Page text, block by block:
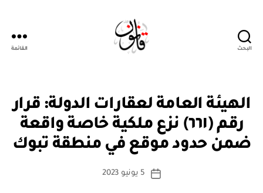
البحث القائمة
التصنيفات
ر
زا
الهيئة العامة لعقارات الدولة: قرار
رقم (٦٦١) نزع ملكية خاصة واقعة
ضمن حدود موقع في منطقة تبوك
كاتب
بو
س
ة
تاريخ
5 يونيو 2023